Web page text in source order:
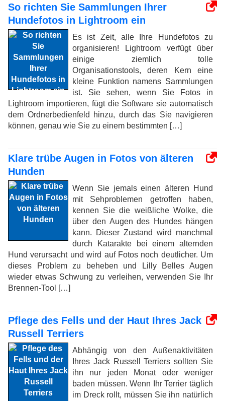
So richten Sie Sammlungen Ihrer
Hundefotos in Lightroom ein
Es ist Zeit, alle Ihre Hundefotos zu
organisieren! Lightroom verfügt über
einige ziemlich tolle
Organisationstools, deren Kern eine
kleine Funktion namens Sammlungen
ist. Sie sehen, wenn Sie Fotos in
Lightroom importieren, fügt die Software sie automatisch
dem Ordnerbedienfeld hinzu, durch das Sie navigieren
können, genau wie Sie zu einem bestimmten […]
Klare trübe Augen in Fotos von älteren
Hunden
Wenn Sie jemals einen älteren Hund
mit Sehproblemen getroffen haben,
kennen Sie die weißliche Wolke, die
über den Augen des Hundes hängen
kann. Dieser Zustand wird manchmal
durch Katarakte bei einem alternden
Hund verursacht und wird auf Fotos noch deutlicher. Um
dieses Problem zu beheben und Lilly Belles Augen
wieder etwas Schwung zu verleihen, verwenden Sie Ihr
Brennen-Tool […]
Pflege des Fells und der Haut Ihres Jack
Russell Terriers
Abhängig von den Außenaktivitäten
Ihres Jack Russell Terriers sollten Sie
ihn nur jeden Monat oder weniger
baden müssen. Wenn Ihr Terrier täglich
im Dreck rollt, müssen Sie ihn natürlich